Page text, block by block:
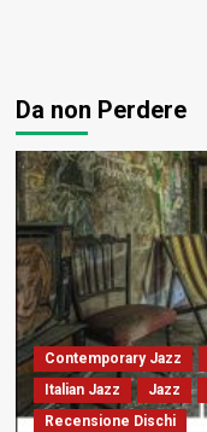
Da non Perdere
Contemporary Jazz
Italian Jazz
Jazz
Recensione Dischi